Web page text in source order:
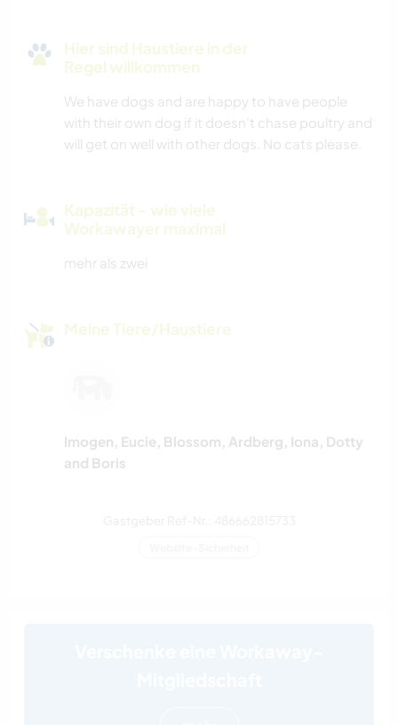
Hier sind Haustiere in der
Regel willkommen
We have dogs and are happy to have people
with their own dog if it doesn't chase poultry and
will get on well with other dogs. No cats please.
Kapazität - wie viele
Workawayer maximal
mehr als zwei
Meine Tiere/Haustiere
Imogen, Eucie, Blossom, Ardberg, Iona, Dotty
and Boris